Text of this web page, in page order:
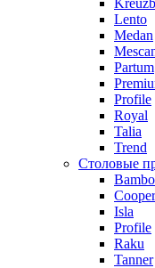
Lento
Medan
Partum
Profile
Royal
Talia
Trend
Столовые
Cooper
Isla
Profile
Raku
Tanner